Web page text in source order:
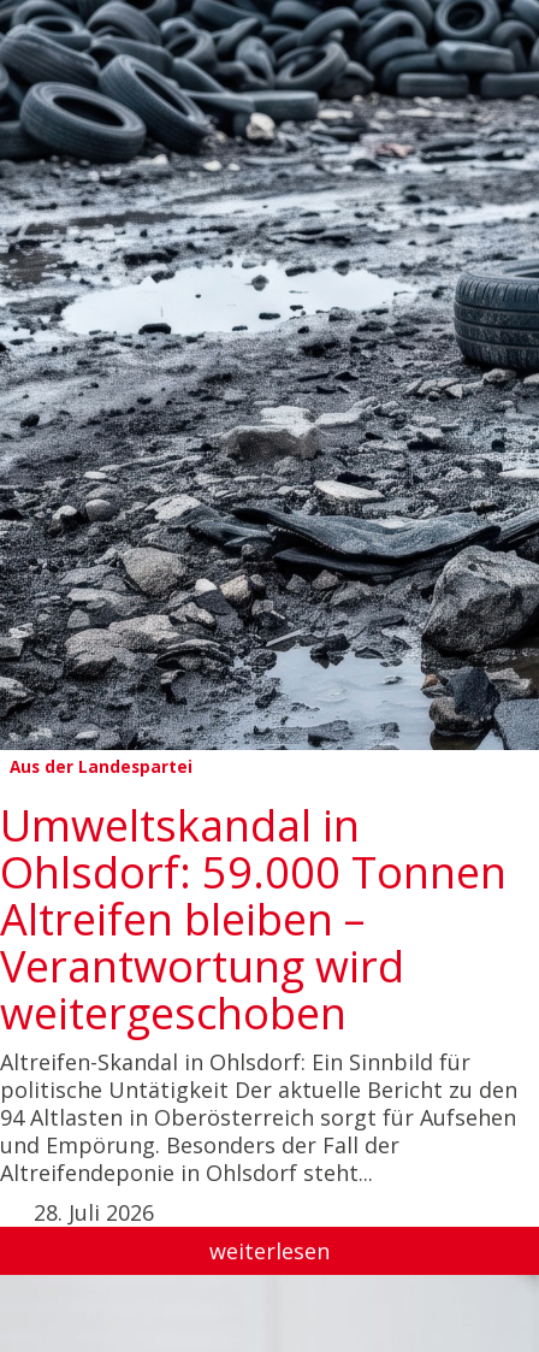
Aus der Landespartei
Umweltskandal in
Ohlsdorf: 59.000 Tonnen
Altreifen bleiben –
Verantwortung wird
weitergeschoben
Altreifen-Skandal in Ohlsdorf: Ein Sinnbild für
politische Untätigkeit Der aktuelle Bericht zu den
94 Altlasten in Oberösterreich sorgt für Aufsehen
und Empörung. Besonders der Fall der
Altreifendeponie in Ohlsdorf steht...
28. Juli 2026
weiterlesen